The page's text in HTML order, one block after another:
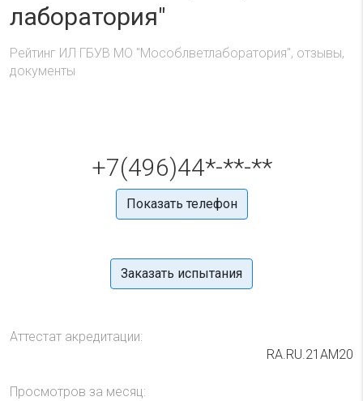
лаборатория"
Рейтинг ИЛ ГБУВ МО "Мособлветлаборатория", отзывы,
документы
+7(496)44*-**-**
Показать телефон
Заказать испытания
Аттестат акредитации:
RA.RU.21АМ20
Просмотров за месяц: